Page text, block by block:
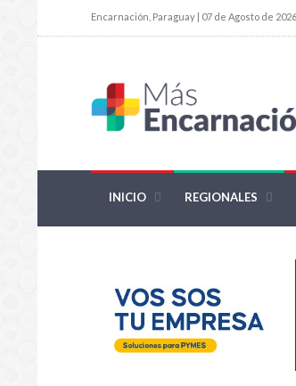
Encarnación, Paraguay | 07 de Agosto de 2026
INICIO REGIONALES